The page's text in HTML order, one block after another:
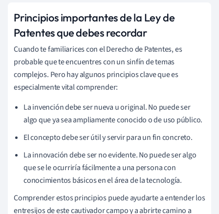
Principios importantes de la Ley de
Patentes que debes recordar
Cuando te familiarices con el Derecho de Patentes, es
probable que te encuentres con un sinfín de temas
complejos. Pero hay algunos principios clave que es
especialmente vital comprender:
La invención debe ser nueva u original. No puede ser
algo que ya sea ampliamente conocido o de uso público.
El concepto debe ser útil y servir para un fin concreto.
La innovación debe ser no evidente. No puede ser algo
que se le ocurriría fácilmente a una persona con
conocimientos básicos en el área de la tecnología.
Comprender estos principios puede ayudarte a entender los
entresijos de este cautivador campo y a abrirte camino a